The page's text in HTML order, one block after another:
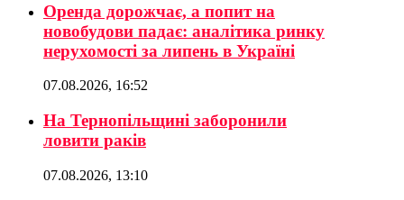
Оренда дорожчає, а попит на
новобудови падає: аналітика ринку
нерухомості за липень в Україні
07.08.2026, 16:52
На Тернопільщині заборонили
ловити раків
07.08.2026, 13:10